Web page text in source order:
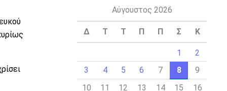
Αύγουστος 2026
Δ Τ Τ Π Π Σ Κ
1
2
3
4 5 6 7 8
9
10
11 12 13 14 15
16